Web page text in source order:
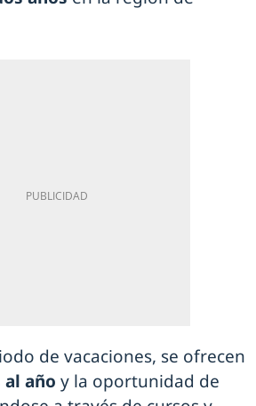
de vacaciones, se ofrecen
al año y la oportunidad de